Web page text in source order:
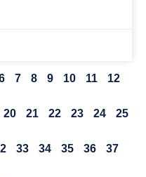
7 8 9 10 11 12
20 21 22 23 24 25
33 34 35 36 37